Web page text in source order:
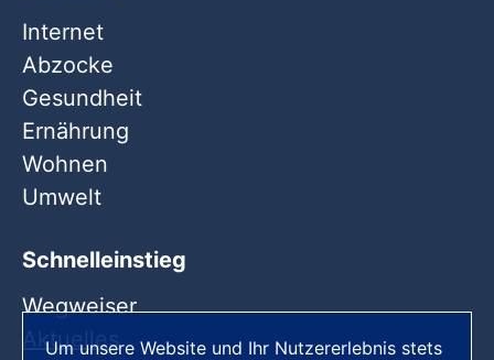
Internet
Abzocke
Gesundheit
Ernährung
Wohnen
Umwelt
Schnelleinstieg
Wegweiser
Aktuelles
Um unsere Website und Ihr Nutzererlebnis stets